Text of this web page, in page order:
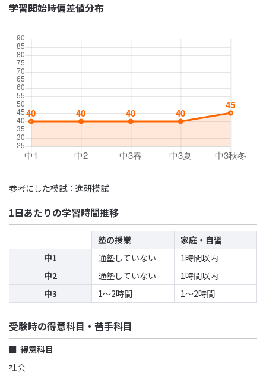
学習開始時偏差値分布
参考にした模試：進研模試
1日あたりの学習時間推移
塾の授業
家庭・自習
中1
通塾していない
1時間以内
中2
通塾していない
1時間以内
中3
1〜2時間 1〜2時間
受験時の得意科目・苦手科目
得意科目
社会